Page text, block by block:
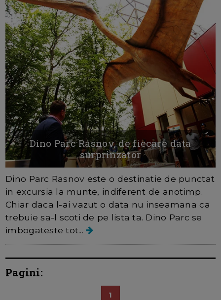
Dino Parc Rasnov, de fiecare data
surprinzator
Dino Parc Rasnov este o destinatie de punctat
in excursia la munte, indiferent de anotimp.
Chiar daca l-ai vazut o data nu inseamana ca
trebuie sa-l scoti de pe lista ta. Dino Parc se
imbogateste tot...
Pagini:
1